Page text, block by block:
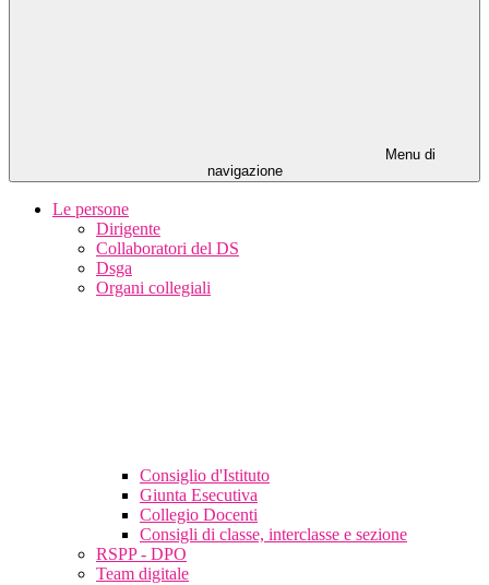
Menu di
navigazione
Le persone
Dirigente
Collaboratori del DS
Dsga
Organi collegiali
Consiglio d'Istituto
Giunta Esecutiva
Collegio Docenti
Consigli di classe, interclasse e sezione
RSPP - DPO
Team digitale